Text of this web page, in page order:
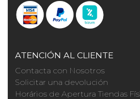
ATENCIÓN AL CLIENTE
Contacta con Nosotros
Solicitar una devolución
Horários de Apertura Tiendas